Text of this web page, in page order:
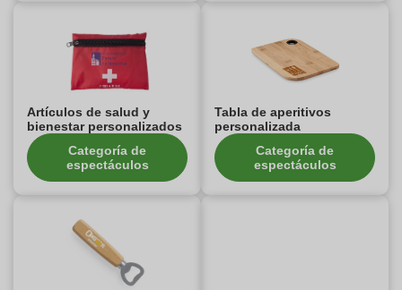
Artículos de salud y
bienestar personalizados
Categoría de
espectáculos
Tabla de aperitivos
personalizada
Categoría de
espectáculos